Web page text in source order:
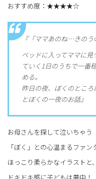
おすすめ度：★★★★☆
『「ママあのね…きのう
ベッドに入ってママに
ていく1日のうちで一番
める。
昨日の夜、ぼくのところ
とぼくの一夜のお話』
お母さんを探して泣いちゃう
「ぼく」との心温まるファン
ほっこり柔らかなイラストと